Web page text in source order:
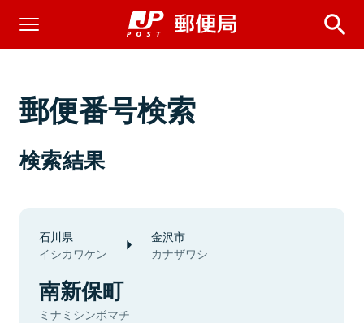
郵便番号検索
検索結果
石川県
イシカワケン
金沢市
カナザワシ
南新保町
ミナミシンボマチ